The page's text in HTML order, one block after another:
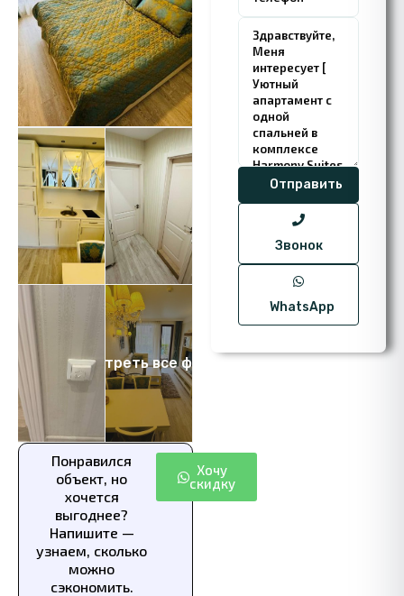
Посмотреть все фото 16
Понравился
объект, но
хочется
выгоднее?
Напишите —
узнаем, сколько
можно
сэкономить.
Хочу
скидку
Звонок
WhatsApp